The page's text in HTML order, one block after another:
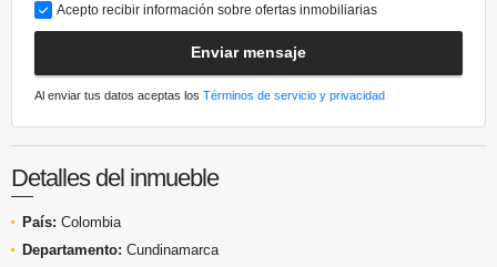
Acepto recibir información sobre ofertas inmobiliarias
Enviar mensaje
Al enviar tus datos aceptas los Términos de servicio y privacidad
Detalles del inmueble
País: Colombia
Departamento: Cundinamarca